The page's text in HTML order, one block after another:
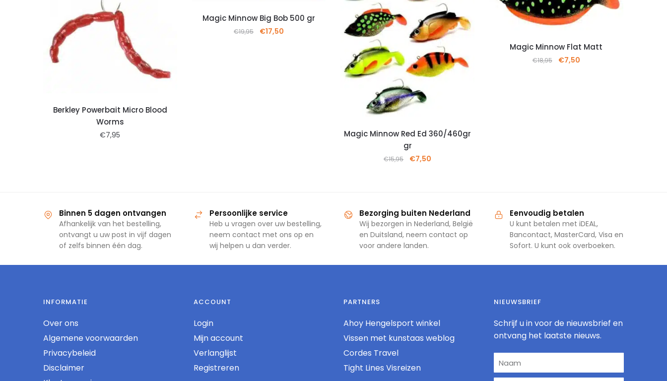
Berkley Powerbait Micro Blood
Worms
€7,95
Magic Minnow Big Bob 500 gr
€19,95 €17,50
Magic Minnow Red Ed 360/460gr
gr
€15,95 €7,50
Magic Minnow Flat Matt
€18,95 €7,50
Binnen 5 dagen ontvangen
Afhankelijk van het bestelling,
ontvangt u uw post in vijf dagen
of zelfs binnen één dag.
Persoonlijke service
Heb u vragen over uw bestelling,
neem contact met ons op en
wij helpen u dan verder.
Bezorging buiten Nederland
Wij bezorgen in Nederland, België
en Duitsland, neem contact op
voor andere landen.
Eenvoudig betalen
U kunt betalen met iDEAL,
Bancontact, MasterCard, Visa en
Sofort. U kunt ook overboeken.
INFORMATIE
Over ons
Algemene voorwaarden
Privacybeleid
Disclaimer
ACCOUNT
Login
Mijn account
Verlanglijst
Registreren
PARTNERS
Ahoy Hengelsport winkel
Vissen met kunstaas weblog
Cordes Travel
Tight Lines Visreizen
NIEUWSBRIEF
Schrijf u in voor de nieuwsbrief en
ontvang het laatste nieuws.